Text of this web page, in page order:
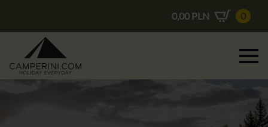
0,00 PLN 0